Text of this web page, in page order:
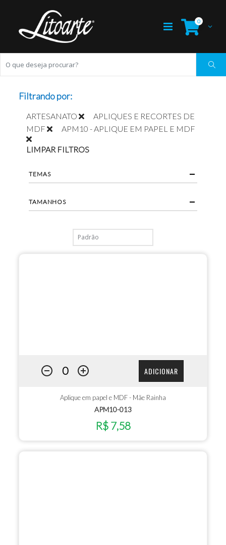
0
ADICIONAR
Aplique em papel e MDF - Mãe Rainha
APM10-013
R$ 7,58
Filtrando por:
ARTESANATO
APLIQUES E RECORTES DE
MDF
APM10 - APLIQUE EM PAPEL E MDF
LIMPAR FILTROS
TEMAS
TAMANHOS